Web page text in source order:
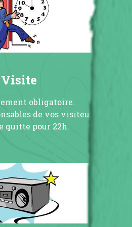
Visite
obligatoire.
de vos visiteurs.
quitte pour 22h.